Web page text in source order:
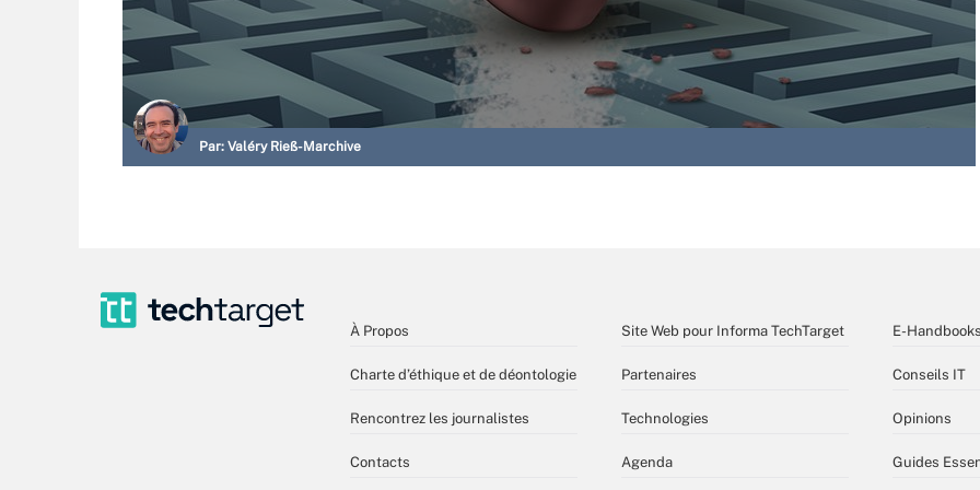
Par: Valéry Rieß-Marchive
À Propos
Charte d’éthique et de déontologie
Rencontrez les journalistes
Contacts
Site Web pour Informa TechTarget
Partenaires
Technologies
Agenda
E-Handbooks
Conseils IT
Opinions
Guides